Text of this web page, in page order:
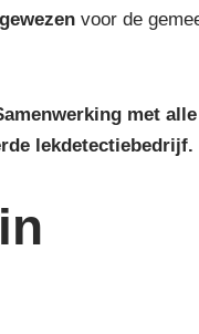
voor de
met alle
lekdetectiebedrijf.